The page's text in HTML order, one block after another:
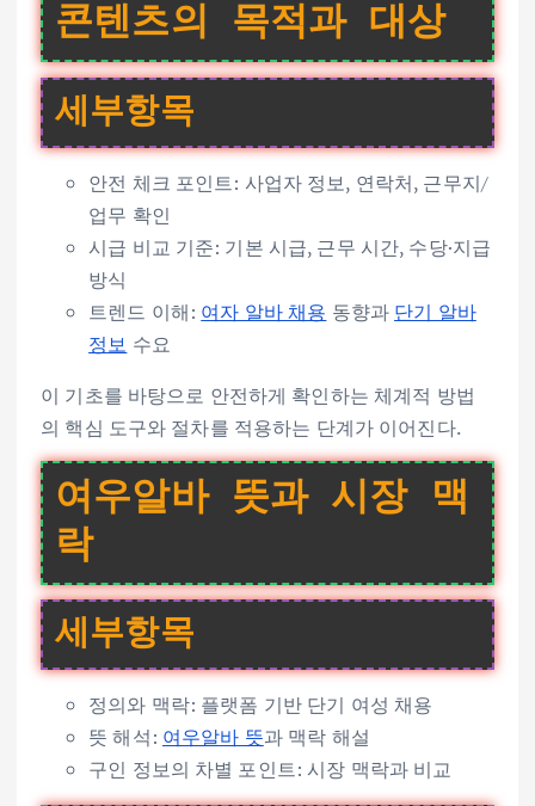
콘텐츠의 목적과 대상
세부항목
안전 체크 포인트: 사업자 정보, 연락처, 근무지/
업무 확인
시급 비교 기준: 기본 시급, 근무 시간, 수당·지급
방식
트렌드 이해: 여자 알바 채용 동향과 단기 알바
정보 수요
이 기초를 바탕으로 안전하게 확인하는 체계적 방법
의 핵심 도구와 절차를 적용하는 단계가 이어진다.
여우알바 뜻과 시장 맥
락
세부항목
정의와 맥락: 플랫폼 기반 단기 여성 채용
뜻 해석: 여우알바 뜻과 맥락 해설
구인 정보의 차별 포인트: 시장 맥락과 비교